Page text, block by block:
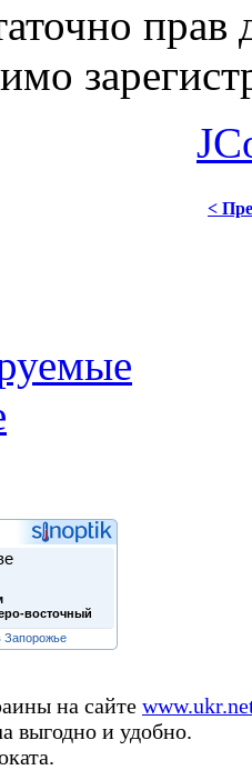
прав
<
восточный
Запорожье
на сайте
выгодно и удобно.